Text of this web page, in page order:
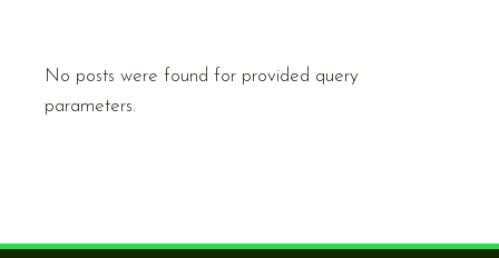
No posts were found for provided query
parameters.